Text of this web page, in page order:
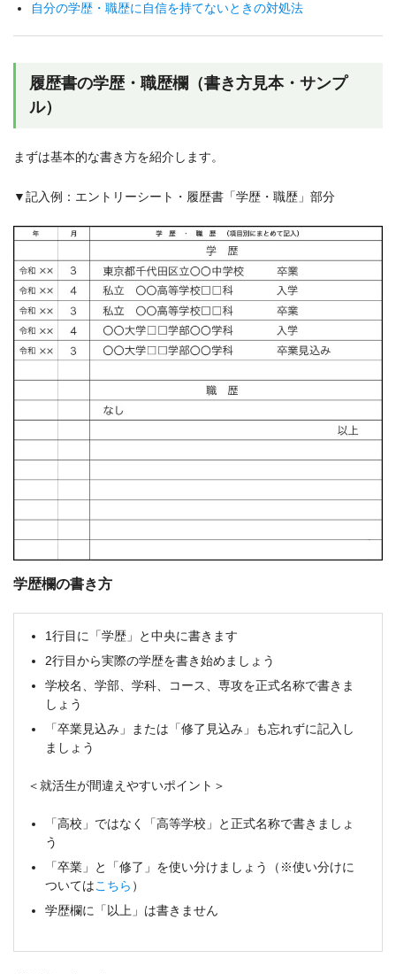
自分の学歴・職歴に自信を持てないときの対処法
履歴書の学歴・職歴欄（書き方見本・サンプ
ル）
まずは基本的な書き方を紹介します。
▼記入例：エントリーシート・履歴書「学歴・職歴」部分
学歴欄の書き方
1行目に「学歴」と中央に書きます
2行目から実際の学歴を書き始めましょう
学校名、学部、学科、コース、専攻を正式名称で書きま
しょう
「卒業見込み」または「修了見込み」も忘れずに記入し
ましょう
＜就活生が間違えやすいポイント＞
「高校」ではなく「高等学校」と正式名称で書きましょ
う
「卒業」と「修了」を使い分けましょう（※使い分けに
ついてはこちら ）
学歴欄に「以上」は書きません